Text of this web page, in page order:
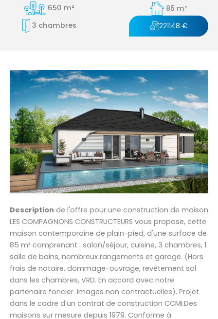
650 m²
85 m²
3 chambres
221148 €
Description de l'offre pour une construction de maison
LES COMPAGNONS CONSTRUCTEURS vous propose, cette
maison contemporaine de plain-pied, d'une surface de
85 m² comprenant : salon/séjour, cuisine, 3 chambres, 1
salle de bains, nombreux rangements et garage. (Hors
frais de notaire, dommage-ouvrage, revêtement sol
dans les chambres, VRD. En accord avec notre
partenaire foncier. Images non contractuelles). Projet
dans le cadre d'un contrat de construction CCMI.Des
maisons sur mesure depuis 1979. Conforme à